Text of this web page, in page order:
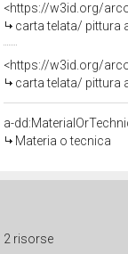
<https://w3id.org/
carta telata/ pittura
<https://w3id.org/
carta telata/ pittura
a-
Materia o tecnica
2 risorse